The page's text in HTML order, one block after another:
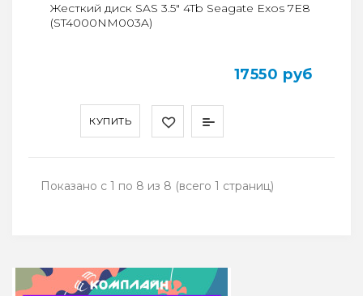
КУПИТЬ
Жесткий диск SAS 3.5" 4Tb Seagate Exos 7E8
(ST4000NM003A)
17550 руб
Показано с 1 по 8 из 8 (всего 1 страниц)